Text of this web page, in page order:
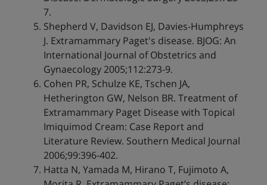
7.
Shepherd V, Davidson EJ, Davies-Humphreys
J. Extramammary Paget's disease. BJOG: An
International Journal of Obstetrics and
Gynaecology 2005;112:273-9.
Cohen PR, Schulze KE, Tschen JA,
Hetherington GW, Nelson BR. Treatment of
Extramammary Paget Disease with Topical
Imiquimod Cream: Case Report and
Literature Review. Southern Medical Journal
2006;99:396-402.
Hatta N, Yamada M, Hirano T, Fujimoto A,